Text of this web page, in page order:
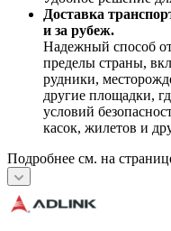
Доставка
и за рубеж.
Надежный способ
пределы страны,
рудники,
другие площадки,
условий
касок, жилетов и
Подробнее см. на